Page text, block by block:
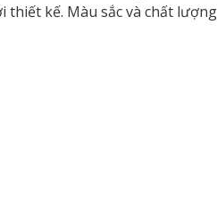
thiết kế. Màu sắc và chất lượng